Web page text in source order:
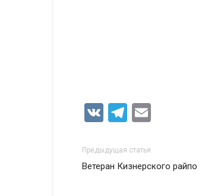
VK Telegram
Предыдущая статья
Ветеран Кизнерского райпо